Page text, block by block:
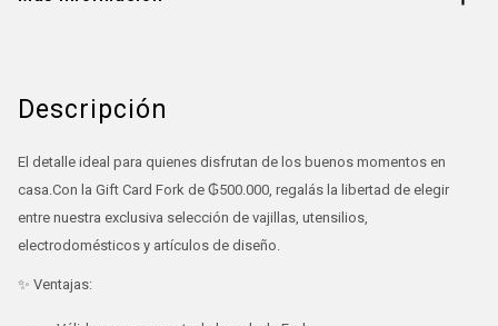
Descripción
El detalle ideal para quienes disfrutan de los buenos momentos en
casa.Con la Gift Card Fork de ₲500.000, regalás la libertad de elegir
entre nuestra exclusiva selección de vajillas, utensilios,
electrodomésticos y artículos de diseño.
✨ Ventajas: